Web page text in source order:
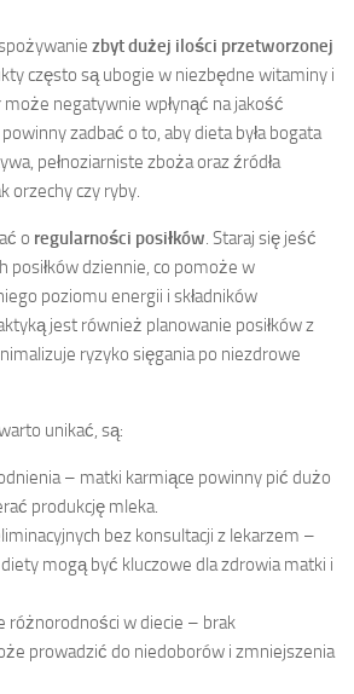
zbyt dużej ilości przetworzonej
często są ubogie w niezbędne witaminy i
może negatywnie wpłynąć na jakość
zadbać o to, aby dieta była bogata
pełnoziarniste zboża oraz źródła
orzechy czy ryby.
o regularności posiłków. Staraj się jeść
posiłków dziennie, co pomoże w
poziomu energii i składników
jest również planowanie posiłków z
ryzyko sięgania po niezdrowe
unikać, są:
– matki karmiące powinny pić dużo
produkcję mleka.
bez konsultacji z lekarzem –
mogą być kluczowe dla zdrowia matki i
różnorodności w diecie – brak
prowadzić do niedoborów i zmniejszenia